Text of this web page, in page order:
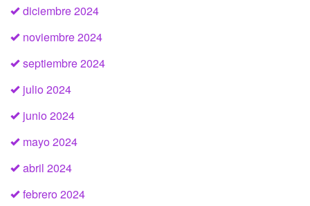
diciembre 2024
noviembre 2024
septiembre 2024
julio 2024
junio 2024
mayo 2024
abril 2024
febrero 2024